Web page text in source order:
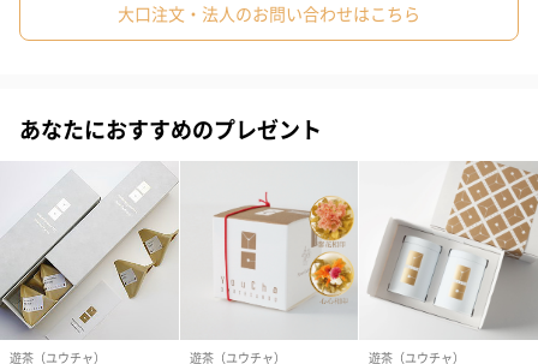
良質なガラスポットと茶葉
工芸茶については、一粒ずつ手作りで作成されております。
束ねた茶葉で乾燥させた花を包み込み、 球形にかたどった後、乾
燥して仕上げられたものが主流で、湯を注ぐと茶葉が開き、中か
ら花が立ち上ってきます。
中国大陸産の茶葉を正規に輸入しており、輸入前には自主検査お
よび輸入時に我が国の食品衛生法に基づいた検査を行っていま
大口注文・法人のお問い合わせはこちら
あなたにおすすめのプレゼント